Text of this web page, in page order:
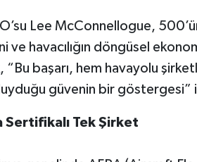
Lee McConnellogue,
ve havacılığın döngüsel
başarı, hem havayolu
güvenin bir göstergesi”
Sertifikalı Tek Şirket